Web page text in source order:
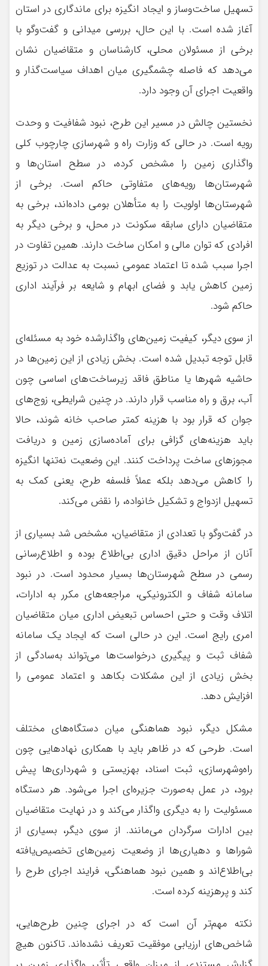
تسهیل ساخت‌وساز و ایجاد انگیزه برای ماندگاری در استان
آغاز شده است. با این حال، بررسی میدانی و گفت‌وگو با
برخی از مسئولان محلی، کارشناسان و متقاضیان نشان
می‌دهد که فاصله چشمگیری میان اهداف سیاست‌گذار و
واقعیت اجرای آن وجود دارد.
نخستین چالش در مسیر این طرح، نبود شفافیت و وحدت
رویه است. در حالی که وزارت راه و شهرسازی چارچوب کلی
واگذاری زمین را مشخص کرده، در سطح استان‌ها و
شهرستان‌ها رویه‌های متفاوتی حاکم است. برخی از
شهرستان‌ها اولویت را به متأهلان بومی داده‌اند، برخی به
متقاضیان دارای سابقه سکونت در محل، و برخی دیگر به
افرادی که توان مالی و امکان ساخت دارند. همین تفاوت در
اجرا سبب شده تا اعتماد عمومی نسبت به عدالت در توزیع
زمین کاهش یابد و فضای ابهام و شایعه بر فرآیند اداری
حاکم شود.
از سوی دیگر، کیفیت زمین‌های واگذارشده خود به مسئله‌ای
قابل توجه تبدیل شده است. بخش زیادی از این زمین‌ها در
حاشیه شهرها یا مناطق فاقد زیرساخت‌های اساسی چون
آب، برق و راه مناسب قرار دارند. در چنین شرایطی، زوج‌های
جوان که قرار بود با هزینه کمتر صاحب خانه شوند، حالا
باید هزینه‌های گزافی برای آماده‌سازی زمین و دریافت
مجوزهای ساخت پرداخت کنند. این وضعیت نه‌تنها انگیزه
را کاهش می‌دهد بلکه عملاً فلسفه طرح، یعنی کمک به
تسهیل ازدواج و تشکیل خانواده، را نقض می‌کند.
در گفت‌وگو با تعدادی از متقاضیان، مشخص شد بسیاری از
آنان از مراحل دقیق اداری بی‌اطلاع بوده و اطلاع‌رسانی
رسمی در سطح شهرستان‌ها بسیار محدود است. در نبود
سامانه شفاف و الکترونیکی، مراجعه‌های مکرر به ادارات،
اتلاف وقت و حتی احساس تبعیض اداری میان متقاضیان
امری رایج است. این در حالی است که ایجاد یک سامانه
شفاف ثبت و پیگیری درخواست‌ها می‌تواند به‌سادگی از
بخش زیادی از این مشکلات بکاهد و اعتماد عمومی را
افزایش دهد.
مشکل دیگر، نبود هماهنگی میان دستگاه‌های مختلف
است. طرحی که در ظاهر باید با همکاری نهادهایی چون
راه‌وشهرسازی، ثبت اسناد، بهزیستی و شهرداری‌ها پیش
برود، در عمل به‌صورت جزیره‌ای اجرا می‌شود. هر دستگاه
مسئولیت را به دیگری واگذار می‌کند و در نهایت متقاضیان
بین ادارات سرگردان می‌مانند. از سوی دیگر، بسیاری از
شوراها و دهیاری‌ها از وضعیت زمین‌های تخصیص‌یافته
بی‌اطلاع‌اند و همین نبود هماهنگی، فرایند اجرای طرح را
کند و پرهزینه کرده است.
نکته مهم‌تر آن است که در اجرای چنین طرح‌هایی،
شاخص‌های ارزیابی موفقیت تعریف نشده‌اند. تاکنون هیچ